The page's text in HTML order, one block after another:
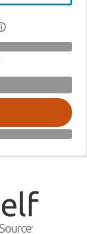
Abre el cuadro de